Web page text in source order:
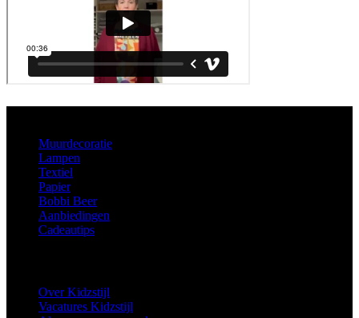
Muurdecoratie
Lampen
Textiel
Papier
Bobbi Beer
Aanbiedingen
Cadeautips
Over Kidzstijl
Vacatures Kidzstijl